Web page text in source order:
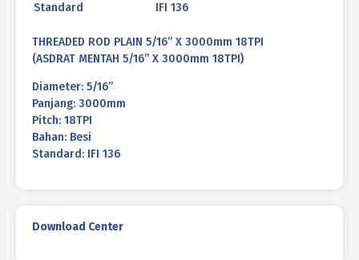
Standard
IFI 136
THREADED ROD PLAIN 5/16” X 3000mm 18TPI
(ASDRAT MENTAH 5/16” X 3000mm 18TPI)
Diameter: 5/16”
Panjang: 3000mm
Pitch: 18TPI
Bahan: Besi
Standard: IFI 136
Download Center